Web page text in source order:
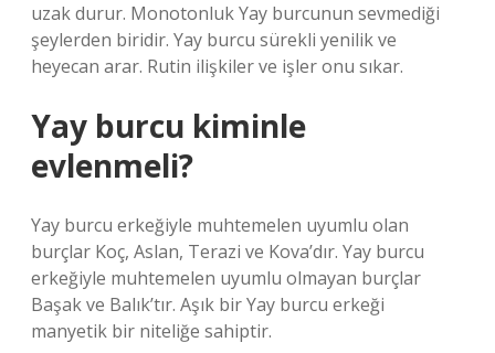
uzak durur. Monotonluk Yay burcunun sevmediği
şeylerden biridir. Yay burcu sürekli yenilik ve
heyecan arar. Rutin ilişkiler ve işler onu sıkar.
Yay burcu kiminle
evlenmeli?
Yay burcu erkeğiyle muhtemelen uyumlu olan
burçlar Koç, Aslan, Terazi ve Kova’dır. Yay burcu
erkeğiyle muhtemelen uyumlu olmayan burçlar
Başak ve Balık’tır. Aşık bir Yay burcu erkeği
manyetik bir niteliğe sahiptir.